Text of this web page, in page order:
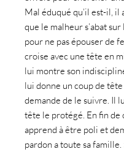
Mal éduqué qu’il est-il, il
que le malheur s’abat
pour ne pas épouser de
croise avec une tête en
lui montre son
lui donne un coup de
demande de le suivre. Il
tête le protégé. En fin de
apprend à être poli et
pardon a toute sa famille.